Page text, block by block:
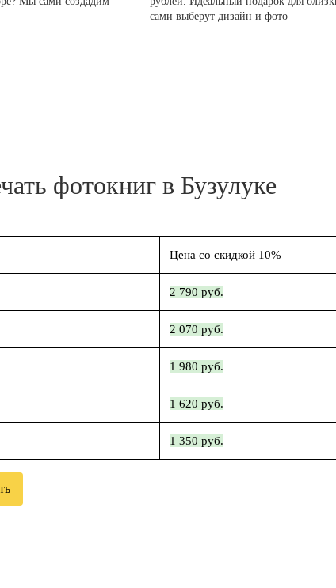
сами выберут дизайн и фото
фотокниг в Бузулуке
Цена со скидкой 10%
2 790 руб.
2 070 руб.
1 980 руб.
1 620 руб.
1 350 руб.